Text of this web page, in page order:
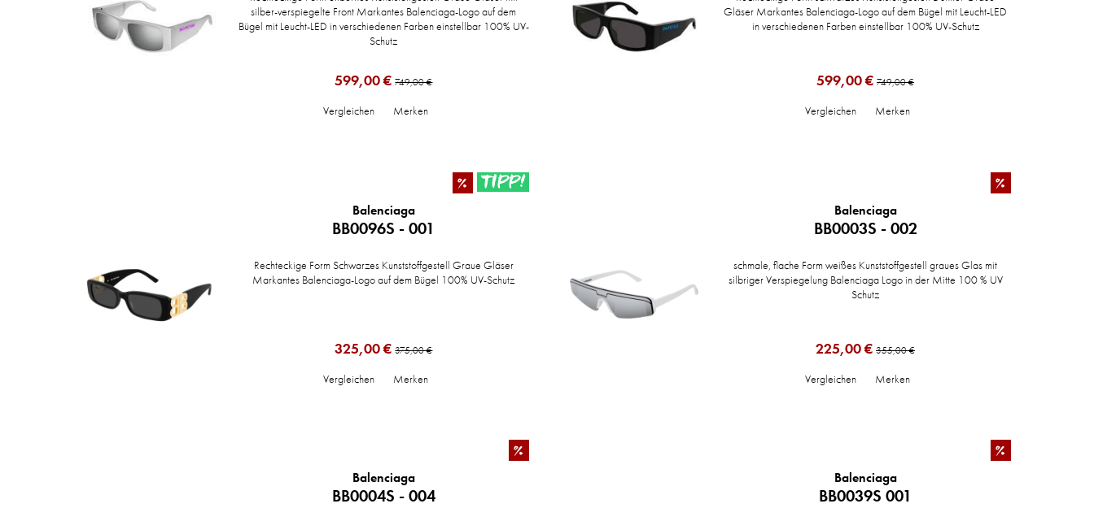
silber-verspiegelte Front Markantes Balenciaga-Logo auf dem
Bügel mit Leucht-LED in verschiedenen Farben einstellbar 100% UV-
Schutz
599,00 € 749,00 €
Vergleichen Merken
Gläser Markantes Balenciaga-Logo auf dem Bügel mit Leucht-LED
in verschiedenen Farben einstellbar 100% UV-Schutz
599,00 € 749,00 €
Vergleichen Merken
% TIPP!
Balenciaga
BB0096S - 001
Rechteckige Form Schwarzes Kunststoffgestell Graue Gläser
Markantes Balenciaga-Logo auf dem Bügel 100% UV-Schutz
325,00 € 375,00 €
Vergleichen Merken
%
Balenciaga
BB0003S - 002
schmale, flache Form weißes Kunststoffgestell graues Glas mit
silbriger Verspiegelung Balenciaga Logo in der Mitte 100 % UV
Schutz
225,00 € 355,00 €
Vergleichen Merken
%
Balenciaga
BB0004S - 004
%
Balenciaga
BB0039S 001